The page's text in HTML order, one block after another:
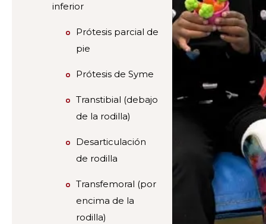
inferior
Prótesis parcial de
pie
Prótesis de Syme
Transtibial (debajo
de la rodilla)
Desarticulación
de rodilla
Transfemoral (por
encima de la
rodilla)